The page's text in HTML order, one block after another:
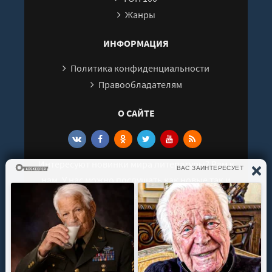
Жанры
ИНФОРМАЦИЯ
Политика конфиденциальности
Правообладателям
О САЙТЕ
Интересуют новинки мира литературы? Вам к
нам. У нас можно послушать как новые так и
старые аудиокниги. Выбрать и поделиться с
друзьями лучшими аудиокнигами!